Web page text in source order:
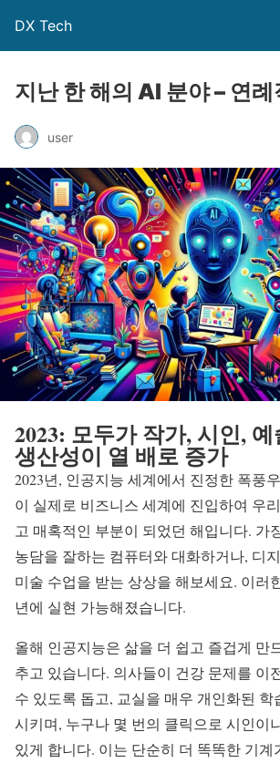
DX Tech
지난 한 해의 AI 분야 – 연
user
2023: 모두가 작가, 시인,
생산성이 열 배로 증가
2023년, 인공지능 세계에서 진정한 폭풍
이 실제로 비즈니스 세계에 진입하여 우
고 매혹적인 부분이 되었던 해입니다. 가
농담을 잘하는 컴퓨터와 대화하거나, 디
미술 수업을 받는 상상을 해보세요. 이러
년에 실현 가능해졌습니다.
올해 인공지능은 삶을 더 쉽고 즐겁게 만
추고 있습니다. 의사들이 건강 문제를 이
수 있도록 돕고, 교실을 매우 개인화된 학
시키며, 누구나 몇 번의 클릭으로 시인이
있게 합니다. 이는 단순히 더 똑똑한 기계